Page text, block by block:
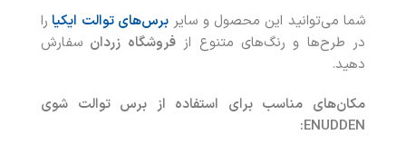
شما می‌توانید این محصول و سایر برس‌های توالت ایکیا را
در طرح‌ها و رنگ‌های متنوع ازفروشگاه زردان سفارش
دهید.
مکان‌های مناسب برای استفاده از برس توالت شوی
ENUDDEN: